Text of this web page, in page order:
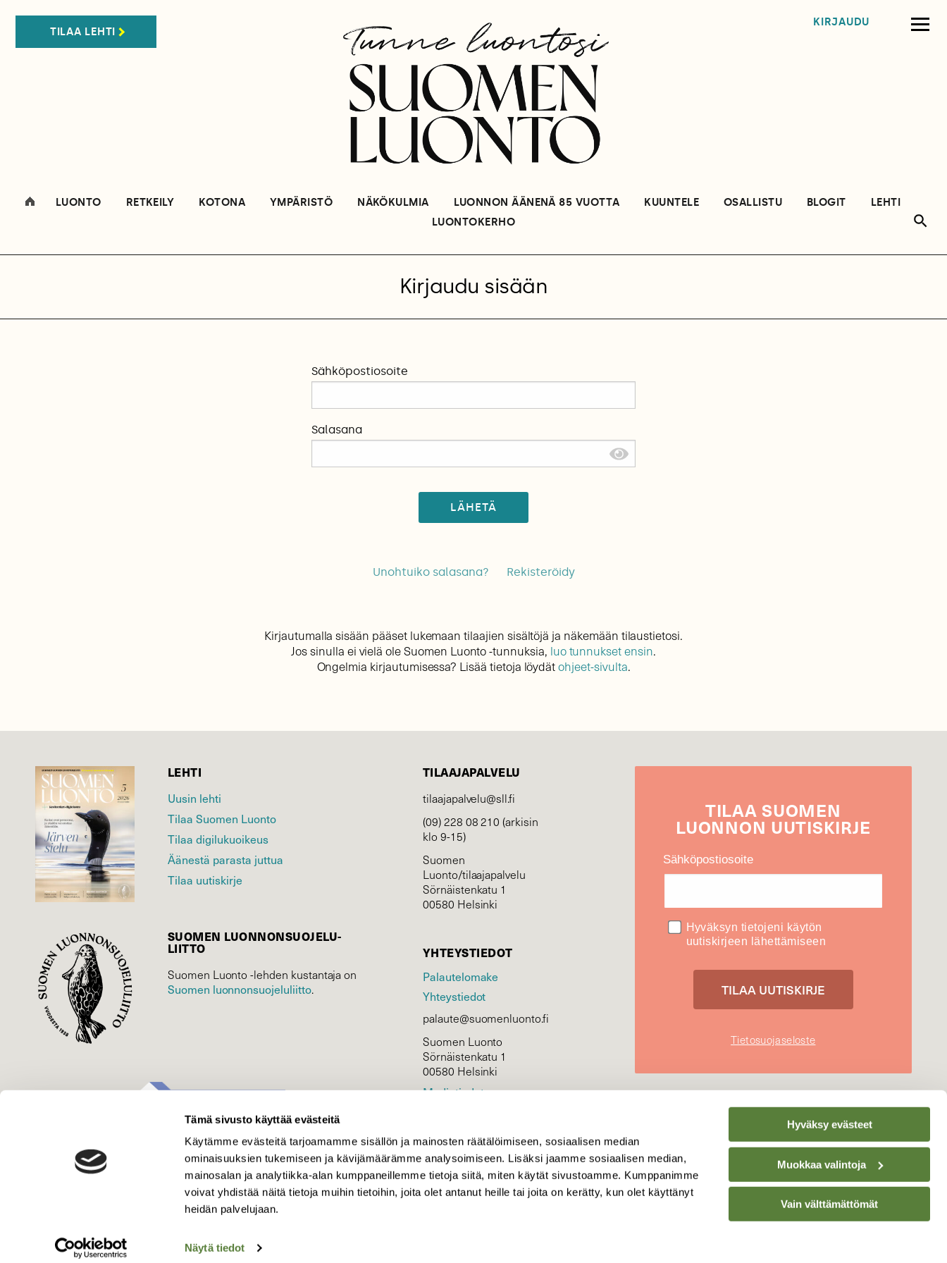
Tämä sivusto käyttää evästeitä
Käytämme evästeitä tarjoamamme sisällön ja mainosten räätälöimiseen, sosiaalisen median
ominaisuuksien tukemiseen ja kävijämäärämme analysoimiseen. Lisäksi jaamme sosiaalisen median,
mainosalan ja analytiikka-alan kumppaneillemme tietoja siitä, miten käytät sivustoamme. Kumppanimme
voivat yhdistää näitä tietoja muihin tietoihin, joita olet antanut heille tai joita on kerätty, kun olet käyttänyt
heidän palvelujaan.
Näytä tiedot
Hyväksy evästeet
Muokkaa valintoja
Vain välttämättömät
TILAA LEHTI
KIRJAUDU
LUONTO RETKEILY KOTONA YMPÄRISTÖ NÄKÖKULMIA LUONNON ÄÄNENÄ 85 VUOTTA KUUNTELE OSALLISTU BLOGIT
LEHTI
LUONTOKERHO
Kirjaudu sisään
Sähköpostiosoite
Salasana
LÄHETÄ
Unohtuiko salasana? Rekisteröidy
Kirjautumalla sisään pääset lukemaan tilaajien sisältöjä ja näkemään tilaustietosi.
Jos sinulla ei vielä ole Suomen Luonto -tunnuksia, luo tunnukset ensin.
Ongelmia kirjautumisessa? Lisää tietoja löydätohjeet-sivulta.
LEHTI
Uusin lehti
Tilaa Suomen Luonto
Tilaa digilukuoikeus
Äänestä parasta juttua
Tilaa uutiskirje
SUOMEN LUONNON­SUOJELU­
LIITTO
Suomen Luonto -lehden kustantaja on
Suomen luonnonsuojelu­liitto.
TILAAJAPALVELU
tilaajapalvelu@sll.fi
(09) 228 08 210 (arkisin
klo 9-15)
Suomen
Luonto/tilaajapalvelu
Sörnäistenkatu 1
00580 Helsinki
YHTEYSTIEDOT
Palautelomake
Yhteystiedot
palaute@suomenluonto.fi
Suomen Luonto
Sörnäistenkatu 1
00580 Helsinki
Mediatiedot
KIRJAUDU
TILAASUOMEN
LUONNON UUTIS­KIRJE
Sähköpostiosoite
Hyväksyn tietojeni käytön
uutiskirjeen lähettämiseen
Tietosuojaseloste